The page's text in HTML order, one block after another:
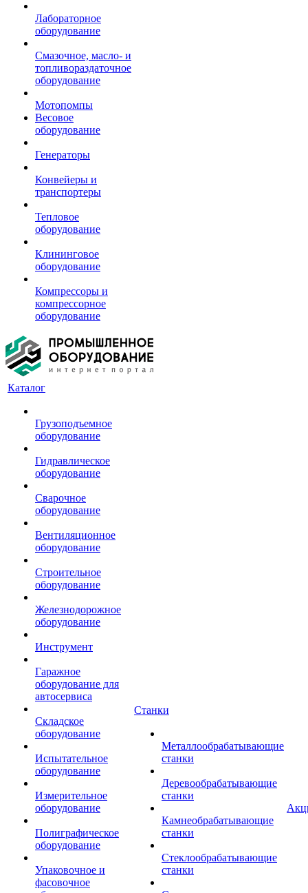
Лабораторное
оборудование
Смазочное, масло- и
топливораздаточное
оборудование
Мотопомпы
Весовое
оборудование
Генераторы
Конвейеры и
транспортеры
Тепловое
оборудование
Клининговое
оборудование
Компрессоры и
компрессорное
оборудование
Каталог
Грузоподъемное
оборудование
Гидравлическое
оборудование
Сварочное
оборудование
Вентиляционное
оборудование
Строительное
оборудование
Железнодорожное
оборудование
Инструмент
Гаражное
оборудование для
автосервиса
Складское
оборудование
Испытательное
оборудование
Измерительное
оборудование
Полиграфическое
оборудование
Упаковочное и
фасовочное
Станки
Металлообрабатывающие
станки
Деревообрабатывающие
станки
Камнеобрабатывающие
станки
Стеклообрабатывающие
станки